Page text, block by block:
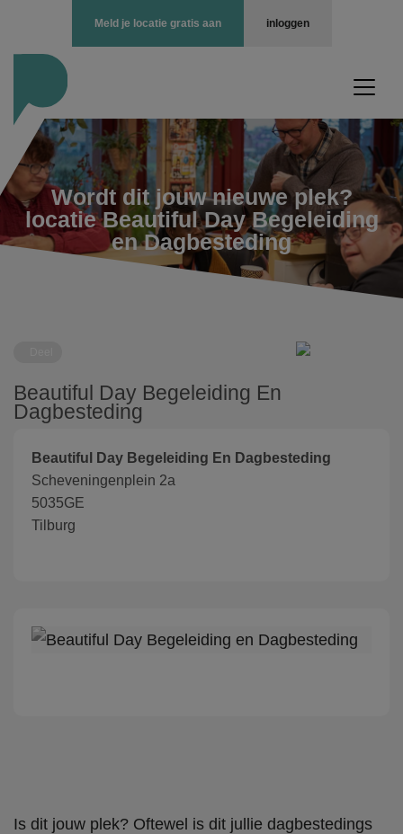
inloggen
Meld je locatie gratis aan
Wordt dit jouw nieuwe plek?
locatie Beautiful Day Begeleiding
en Dagbesteding
Beautiful Day Begeleiding En
Dagbesteding
Beautiful Day Begeleiding En Dagbesteding
Scheveningenplein 2a
5035GE
Tilburg
Is dit jouw plek? Oftewel is dit jullie dagbestedings